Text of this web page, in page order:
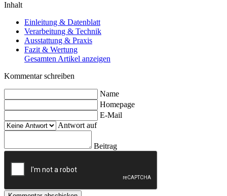
Inhalt
Einleitung & Datenblatt
Verarbeitung & Technik
Ausstattung & Praxis
Fazit & Wertung
Gesamten Artikel anzeigen
Kommentar schreiben
Name
Homepage
E-Mail
Antwort auf
Beitrag